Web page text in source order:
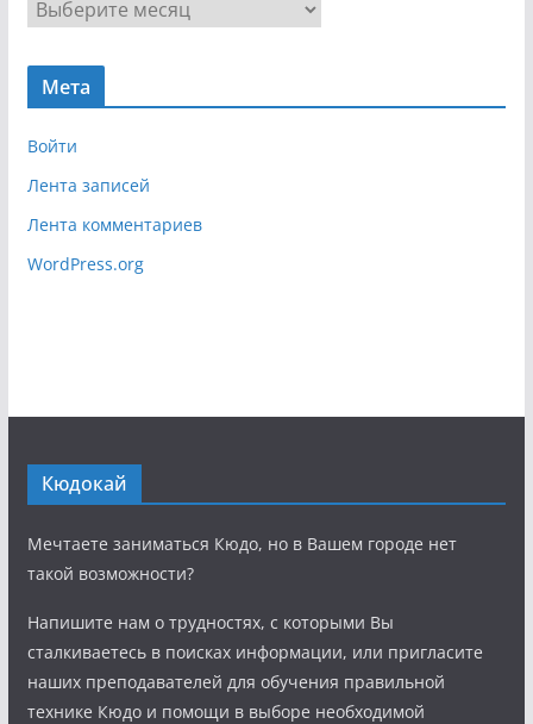
я
р
х
Мета
Войти
Лента записей
Лента комментариев
WordPress.org
Кюдокай
Мечтаете заниматься Кюдо, но в Вашем городе нет
такой возможности?
Напишите нам о трудностях, с которыми Вы
сталкиваетесь в поисках информации, или пригласите
наших преподавателей для обучения правильной
технике Кюдо и помощи в выборе необходимой